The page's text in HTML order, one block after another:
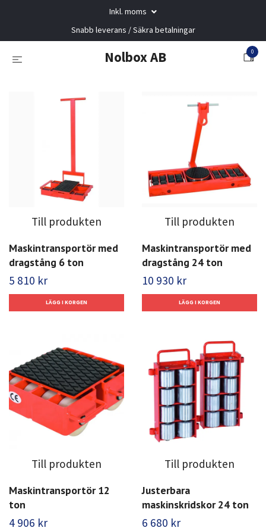
Inkl. moms
Snabb leverans / Säkra betalningar
Nolbox AB 0
Till produkten
Maskintransportör med
dragstång 6 ton
5 810 kr
Till produkten
Maskintransportör med
dragstång 24 ton
10 930 kr
Till produkten
Maskintransportör 12
ton
4 906 kr
Till produkten
Justerbara
maskinskridskor 24 ton
6 680 kr